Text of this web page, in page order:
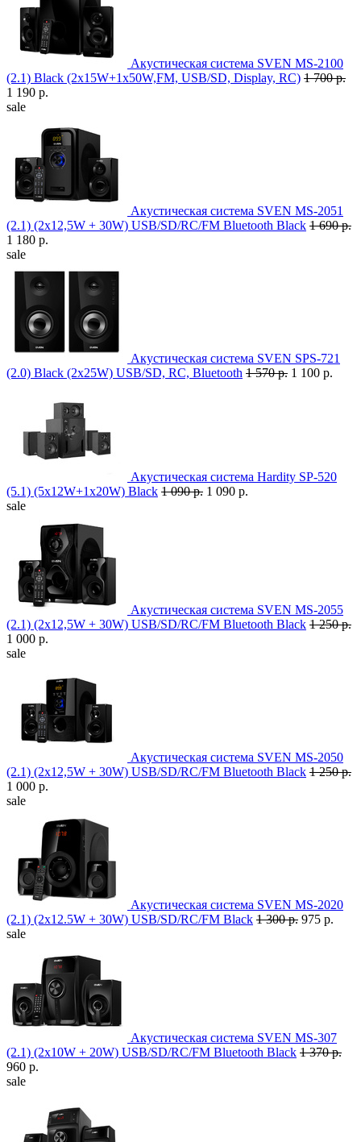
Акустическая система SVEN MS-2100
(2.1) Black (2x15W+1x50W,FM, USB/SD, Display, RC) 1 700 р.
1 190 р.
sale
Акустическая система SVEN MS-2051
(2.1) (2x12,5W + 30W) USB/SD/RC/FM Bluetooth Black 1 690 р.
1 180 р.
sale
Акустическая система SVEN SPS-721
(2.0) Black (2x25W) USB/SD, RC, Bluetooth 1 570 р. 1 100 р.
Акустическая система Hardity SP-520
(5.1) (5x12W+1x20W) Black 1 090 р. 1 090 р.
sale
Акустическая система SVEN MS-2055
(2.1) (2x12,5W + 30W) USB/SD/RC/FM Bluetooth Black 1 250 р.
1 000 р.
sale
Акустическая система SVEN MS-2050
(2.1) (2x12,5W + 30W) USB/SD/RC/FM Bluetooth Black 1 250 р.
1 000 р.
sale
Акустическая система SVEN MS-2020
(2.1) (2x12.5W + 30W) USB/SD/RC/FM Black 1 300 р. 975 р.
sale
Акустическая система SVEN MS-307
(2.1) (2x10W + 20W) USB/SD/RC/FM Bluetooth Black 1 370 р.
960 р.
sale